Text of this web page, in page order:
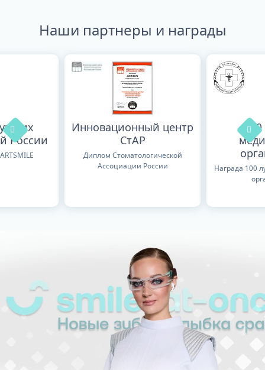
Наши партнеры и награды
России
Инновационный центр
СтАР
Диплом Стоматологической
Ассоциации России
Награда 100